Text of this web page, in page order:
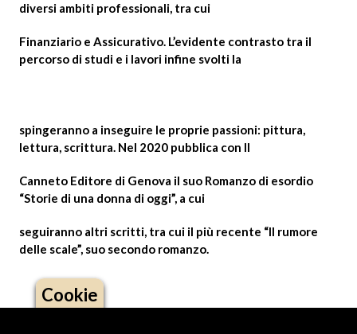
diversi ambiti professionali, tra cui
Finanziario e Assicurativo. L’evidente contrasto tra il
percorso di studi e i lavori infine svolti la
spingeranno a inseguire le proprie passioni: pittura,
lettura, scrittura. Nel 2020 pubblica con Il
Canneto Editore di Genova il suo Romanzo di esordio
“Storie di una donna di oggi”, a cui
seguiranno altri scritti, tra cui il più recente “Il rumore
delle scale”, suo secondo romanzo.
Cookie